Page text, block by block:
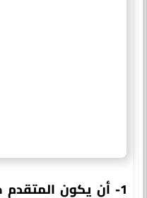
1- أن يكون المتقدم